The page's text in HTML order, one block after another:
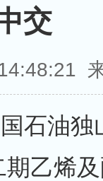
交
油独
乙烯